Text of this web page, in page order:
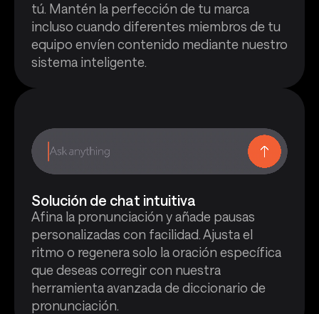
tú. Mantén la perfección de tu marca
incluso cuando diferentes miembros de tu
equipo envíen contenido mediante nuestro
sistema inteligente.
Solución de chat intuitiva
Afina la pronunciación y añade pausas
personalizadas con facilidad. Ajusta el
ritmo o regenera solo la oración específica
que deseas corregir con nuestra
herramienta avanzada de diccionario de
pronunciación.